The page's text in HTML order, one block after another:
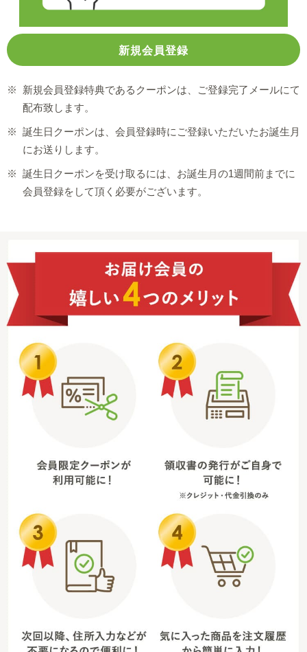
※
新規会員登録特典であるクーポンは、ご登録完了メールにて
配布致します。
※ 誕生日クーポンは、会員登録時にご登録いただいたお誕生月
にお送りします。
※ 誕生日クーポンを受け取るには、お誕生月の1週間前までに
会員登録をして頂く必要がございます。